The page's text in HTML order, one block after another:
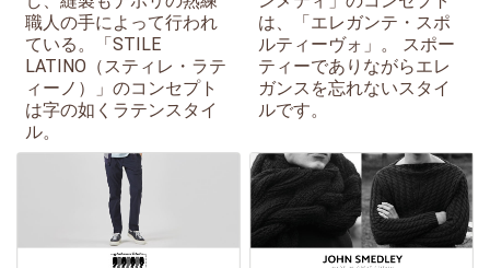
職人の手によって行われ
ている。「STILE
LATINO（スティレ・ラテ
ィーノ）」のコンセプト
は字の如くラテンスタイ
ル。
は、「エレガンテ・スポ
ルティーヴォ」。 スポー
ティーでありながらエレ
ガンスを忘れないスタイ
ルです。